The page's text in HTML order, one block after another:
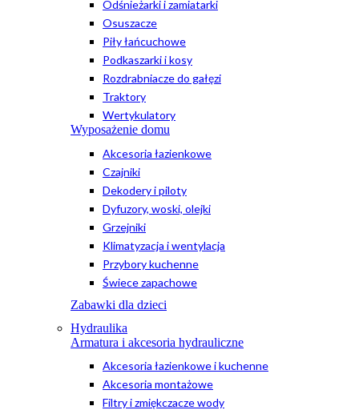
Odśnieżarki i zamiatarki
Osuszacze
Piły łańcuchowe
Podkaszarki i kosy
Rozdrabniacze do gałęzi
Traktory
Wertykulatory
Wyposażenie domu
Akcesoria łazienkowe
Czajniki
Dekodery i piloty
Dyfuzory, woski, olejki
Grzejniki
Klimatyzacja i wentylacja
Przybory kuchenne
Świece zapachowe
Zabawki dla dzieci
Hydraulika
Armatura i akcesoria hydrauliczne
Akcesoria łazienkowe i kuchenne
Akcesoria montażowe
Filtry i zmiękczacze wody